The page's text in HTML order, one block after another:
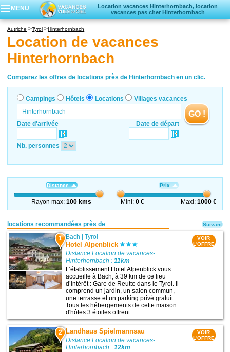
MENU
Location vacances Hinterhornbach, location
vacances pas cher Hinterhornbach
Locations vacances
Villages vacances
Autriche Tyrol Hinterhornbach
Location de vacances
Hinterhornbach
Comparez les offres de locations près de Hinterhornbach en un clic.
Campings Hôtels Locations Villages vacances
Date d'arrivée Date de départ
GO !
Nb. personnes
Distance
Rayon max:100 kms
Prix
Mini:0 € Maxi: 1000 €
locations recommandées près de
1 Bach |Tyrol
Hotel Alpenblick
Distance Location de vacances-
Hinterhornbach :11km
L’établissement Hotel Alpenblick vous
accueille à Bach, à 39 km de ce lieu
d’intérêt : Gare de Reutte dans le Tyrol. Il
comprend un jardin, un salon commun,
une terrasse et un parking privé gratuit.
Tous les hébergements de cette maison
d'hôtes 3 étoiles offrent ...
VOIR
L'OFFRE
2 Landhaus Spielmannsau
Distance Location de vacances-
Hinterhornbach :12km
VOIR
L'OFFRE
Suivant